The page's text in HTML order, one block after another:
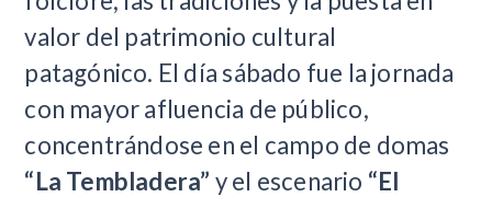
valor del patrimonio cultural
patagónico. El día sábado fue la jornada
con mayor afluencia de público,
concentrándose en el campo de domas
“La Tembladera” y el escenario “El